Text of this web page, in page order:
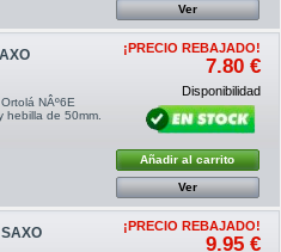
Ver
NÂº6E
hebilla de 50mm.
¡PRECIO REBAJADO!
7.80 €
Disponibilidad
Añadir al carrito
Ver
¡PRECIO REBAJADO!
9.95 €